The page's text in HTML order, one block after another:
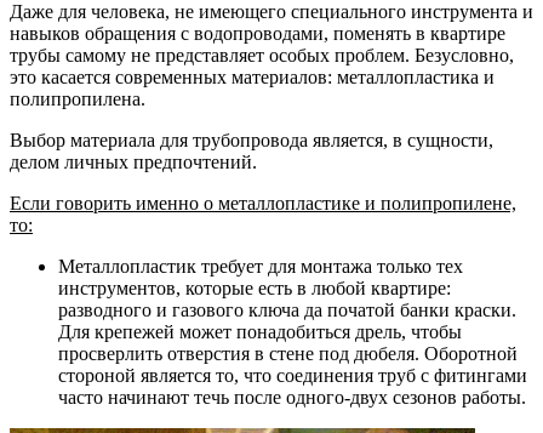
Даже для человека, не имеющего специального инструмента и
навыков обращения с водопроводами, поменять в квартире
трубы самому не представляет особых проблем. Безусловно,
это касается современных материалов: металлопластика и
полипропилена.
Выбор материала для трубопровода является, в сущности,
делом личных предпочтений.
Если говорить именно о металлопластике и полипропилене,
то:
Металлопластик требует для монтажа только тех
инструментов, которые есть в любой квартире:
разводного и газового ключа да початой банки краски.
Для крепежей может понадобиться дрель, чтобы
просверлить отверстия в стене под дюбеля. Оборотной
стороной является то, что соединения труб с фитингами
часто начинают течь после одного-двух сезонов работы.